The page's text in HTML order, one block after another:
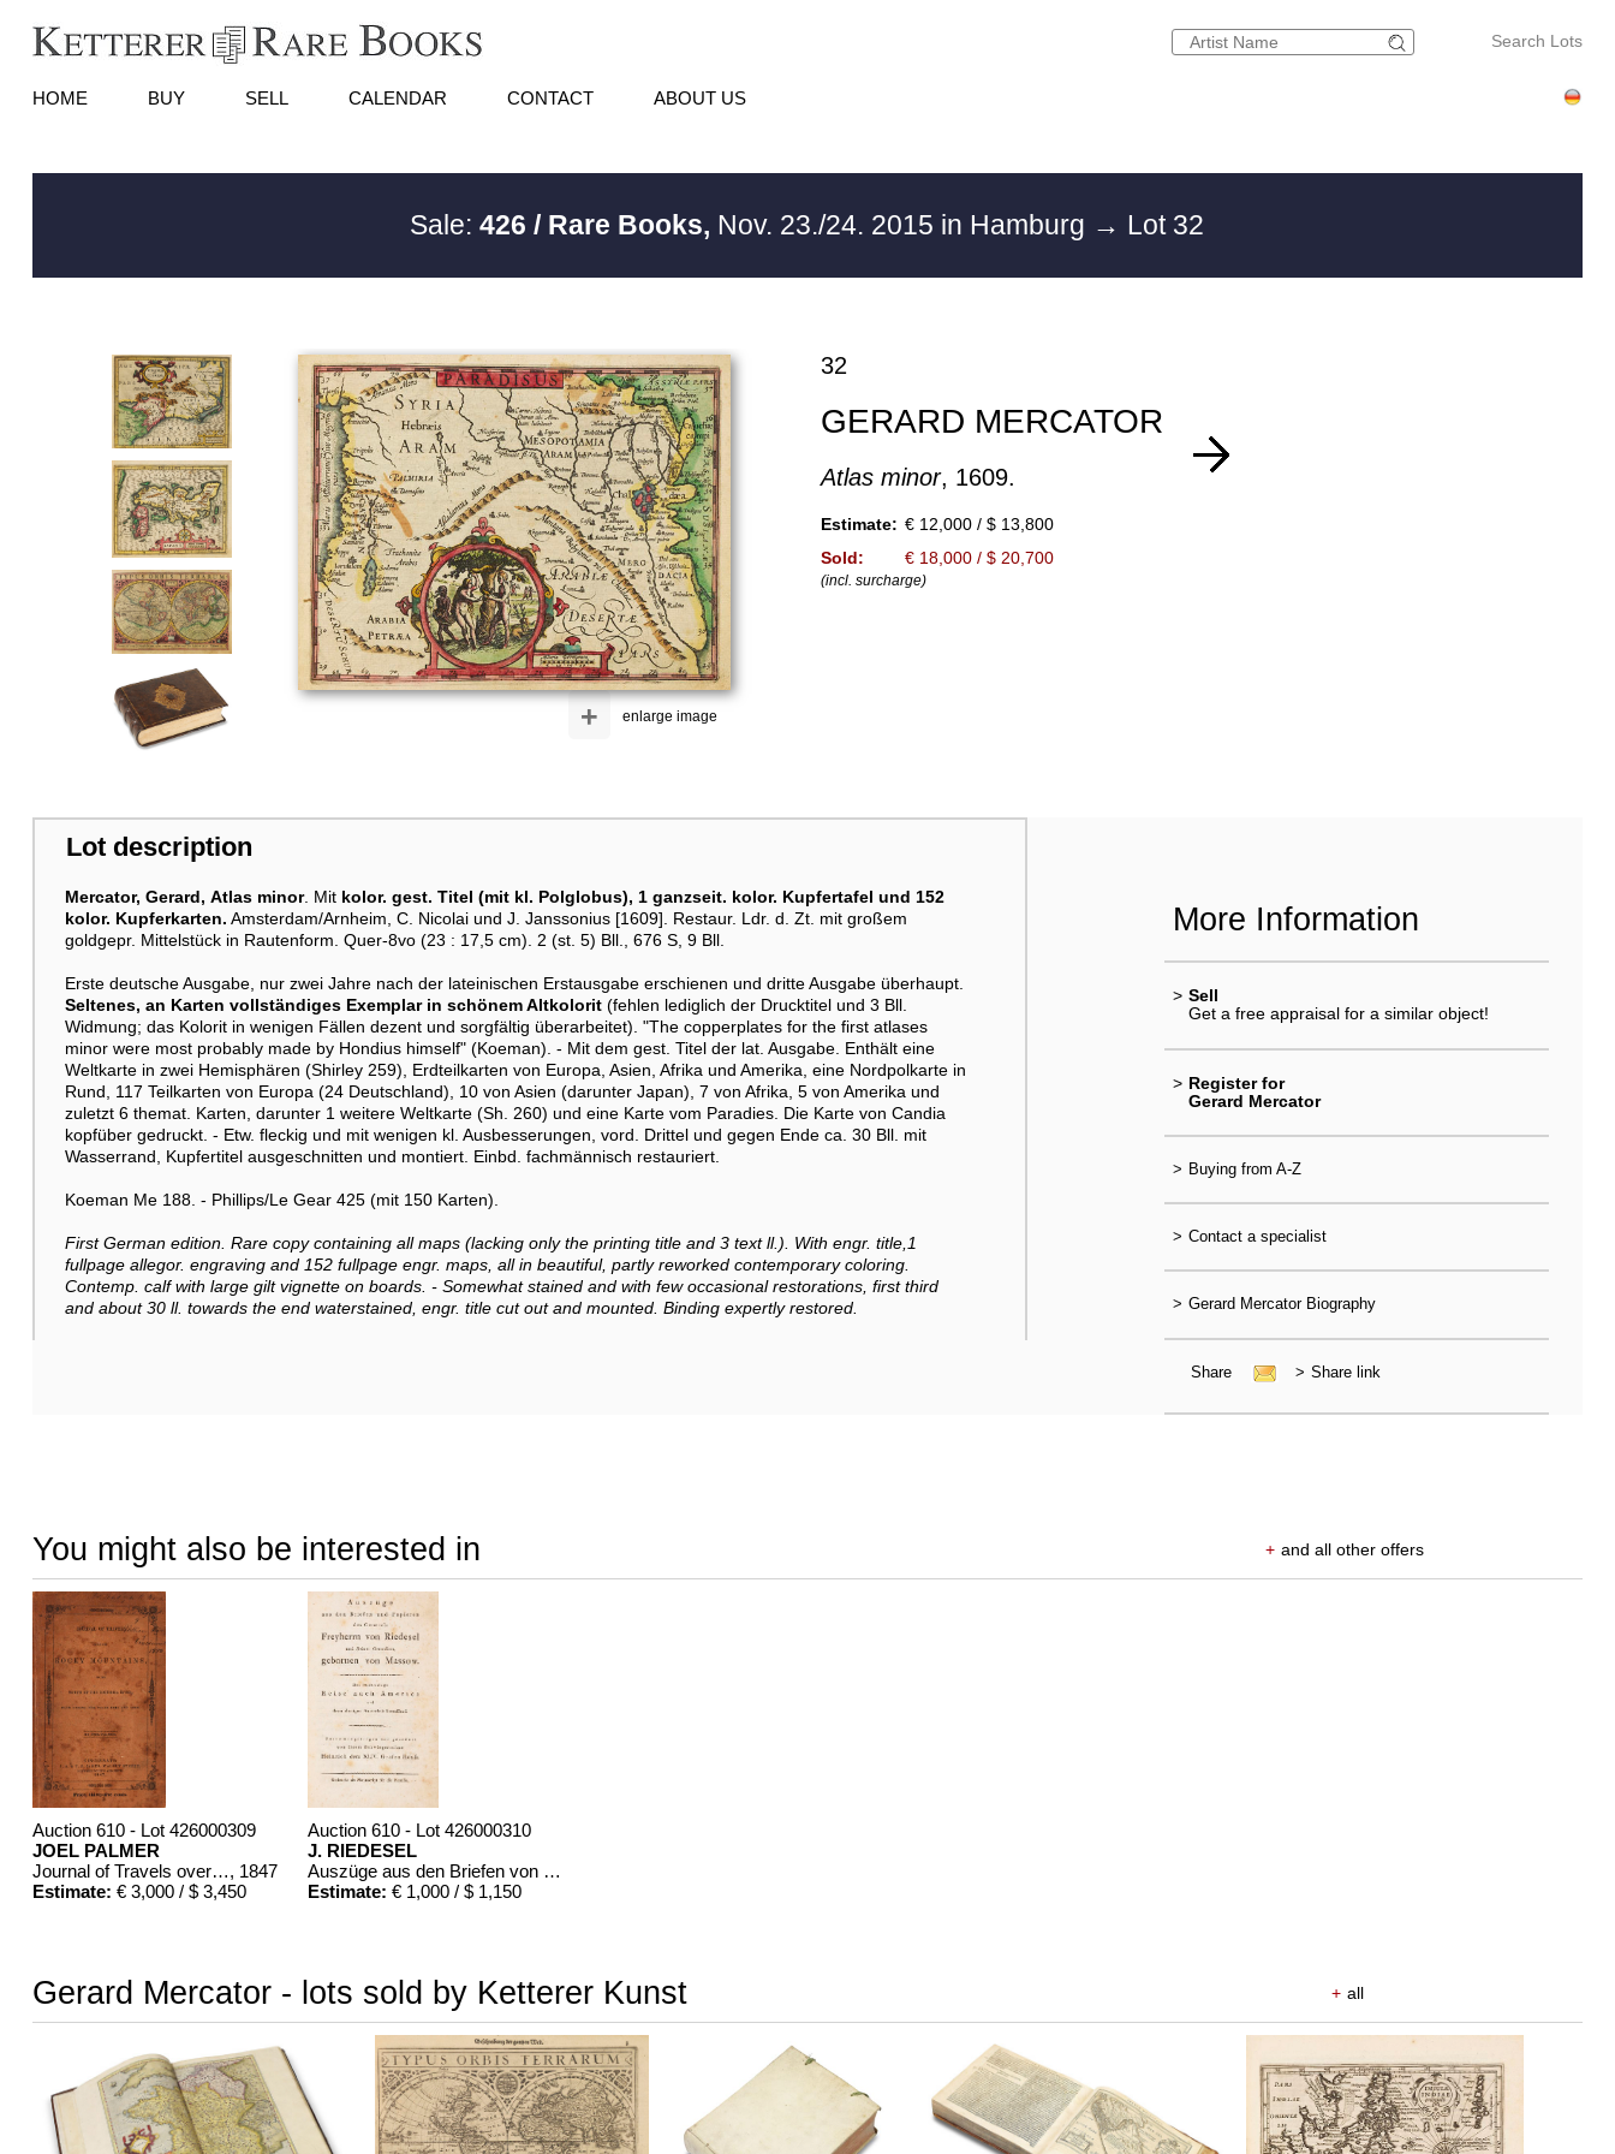
Search Lots
HOME BUY SELL CALENDAR CONTACT ABOUT US
Sale:426 / Rare Books, Nov. 23./24. 2015 in Hamburg → Lot 32
enlarge image
+
32
GERARD MERCATOR
Atlas minor, 1609.
Estimate: € 12,000 / $ 13,800
Sold:
€ 18,000 / $ 20,700
(incl. surcharge)
Lot description
Mercator, Gerard, Atlas minor. Mit kolor. gest. Titel (mit kl. Polglobus), 1 ganzseit. kolor. Kupfertafel und 152
kolor. Kupferkarten. Amsterdam/Arnheim, C. Nicolai und J. Janssonius [1609]. Restaur. Ldr. d. Zt. mit großem
goldgepr. Mittelstück in Rautenform. Quer-8vo (23 : 17,5 cm). 2 (st. 5) Bll., 676 S, 9 Bll.
Erste deutsche Ausgabe, nur zwei Jahre nach der lateinischen Erstausgabe erschienen und dritte Ausgabe überhaupt.
Seltenes, an Karten vollständiges Exemplar in schönem Altkolorit(fehlen lediglich der Drucktitel und 3 Bll.
Widmung; das Kolorit in wenigen Fällen dezent und sorgfältig überarbeitet). "The copperplates for the first atlases
minor were most probably made by Hondius himself" (Koeman). - Mit dem gest. Titel der lat. Ausgabe. Enthält eine
Weltkarte in zwei Hemisphären (Shirley 259), Erdteilkarten von Europa, Asien, Afrika und Amerika, eine Nordpolkarte in
Rund, 117 Teilkarten von Europa (24 Deutschland), 10 von Asien (darunter Japan), 7 von Afrika, 5 von Amerika und
zuletzt 6 themat. Karten, darunter 1 weitere Weltkarte (Sh. 260) und eine Karte vom Paradies. Die Karte von Candia
kopfüber gedruckt. - Etw. fleckig und mit wenigen kl. Ausbesserungen, vord. Drittel und gegen Ende ca. 30 Bll. mit
Wasserrand, Kupfertitel ausgeschnitten und montiert. Einbd. fachmännisch restauriert.
Koeman Me 188. - Phillips/Le Gear 425 (mit 150 Karten).
First German edition. Rare copy containing all maps (lacking only the printing title and 3 text ll.). With engr. title,1
fullpage allegor. engraving and 152 fullpage engr. maps, all in beautiful, partly reworked contemporary coloring.
Contemp. calf with large gilt vignette on boards. - Somewhat stained and with few occasional restorations, first third
and about 30 ll. towards the end waterstained, engr. title cut out and mounted. Binding expertly restored.
More Information
> Sell
Get a free appraisal for a similar object!
> Register for
Gerard Mercator
> Buying from A-Z
> Contact a specialist
> Gerard Mercator Biography
Share > Share link
You might also be interested in + and all other offers
Auction 610 - Lot 426000309
JOEL PALMER
Journal of Travels over the Rocky Mountains, 1847
Estimate: € 3,000 / $ 3,450
Auction 610 - Lot 426000310
J. RIEDESEL
Auszüge aus den Briefen von Riedesel ... Reise nach America
Estimate: € 1,000 / $ 1,150
Gerard Mercator - lots sold by Ketterer Kunst + all